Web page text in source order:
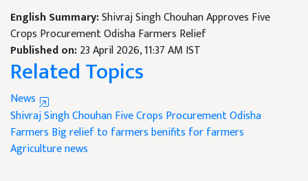
English Summary:Shivraj Singh Chouhan Approves Five
Crops Procurement Odisha Farmers Relief
Published on:23 April 2026, 11:37 AM IST
Related Topics
News
Shivraj Singh ChouhanFive Crops ProcurementOdisha
Farmers Big relief to farmersbenifits for farmers
Agriculture news